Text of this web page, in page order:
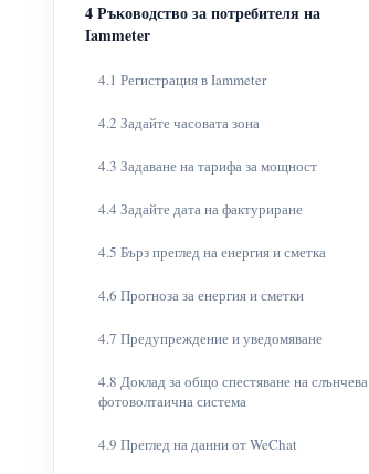
4 Ръководство за потребителя на
Iammeter
4.1 Регистрация в Iammeter
4.2 Задайте часовата зона
4.3 Задаване на тарифа за мощност
4.4 Задайте дата на фактуриране
4.5 Бърз преглед на енергия и сметка
4.6 Прогноза за енергия и сметки
4.7 Предупреждение и уведомяване
4.8 Доклад за общо спестяване на слънчева
фотоволтаична система
4.9 Преглед на данни от WeChat